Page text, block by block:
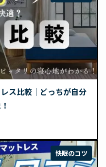
ス比較｜どっちが自分
快眠のコツ